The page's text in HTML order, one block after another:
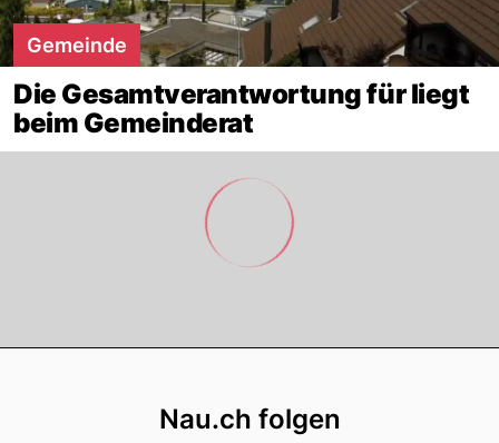
Gemeinde
Die Gesamtverantwortung für liegt
beim Gemeinderat
Nau.ch folgen